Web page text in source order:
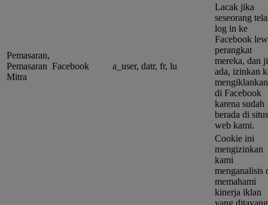
Pemasaran,
Pemasaran
Mitra
Facebook a_user, datr, fr, lu
Lacak jika
seseorang
log in ke
Facebook
perangkat
mereka, dan
ada, izinkan
di Facebook
karena sudah
berada di situs
web kami.
Cookie ini
mengizinkan
kami
menganalisis
memahami
kinerja iklan
yang